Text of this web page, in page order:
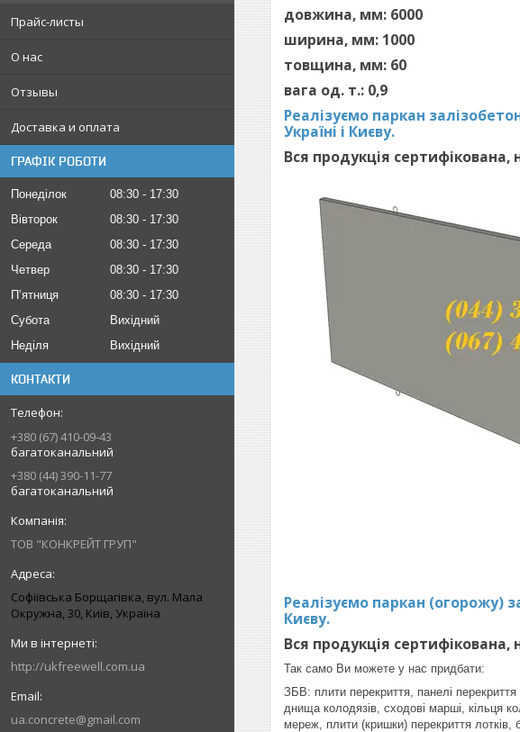
Прайс-листы
О нас
Отзывы
Доставка и оплата
ГРАФІК РОБОТИ
Понеділок 08:30
17:30
Вівторок
08:30
17:30
Середа
08:30
17:30
Четвер
08:30
17:30
Пʼятниця
08:30
17:30
Субота
Вихідний
Неділя
Вихідний
КОНТАКТИ
+380 (67) 410-09-43
багатоканальний
+380 (44) 390-11-77
багатоканальний
ТОВ "КОНКРЕЙТ ГРУП"
Софіївська Борщагівка, вул. Мала
Окружна, 30, Київ, Україна
http://ukfreewell.com.ua
ua.concrete@gmail.com
довжина, мм: 6000
ширина, мм: 1000
товщина, мм: 60
вага од. т.: 0,9
Реалізуємо паркан
Україні і Києву.
Вся продукція сертифікована,
Реалізуємо паркан (огорожу)
Києву.
Вся продукція сертифікована,
Так само Ви можете у нас придбати:
ЗБВ: плити перекриття, панелі
днища колодязів, сходові марші, кільця
мереж, плити (кришки) перекриття лотків,